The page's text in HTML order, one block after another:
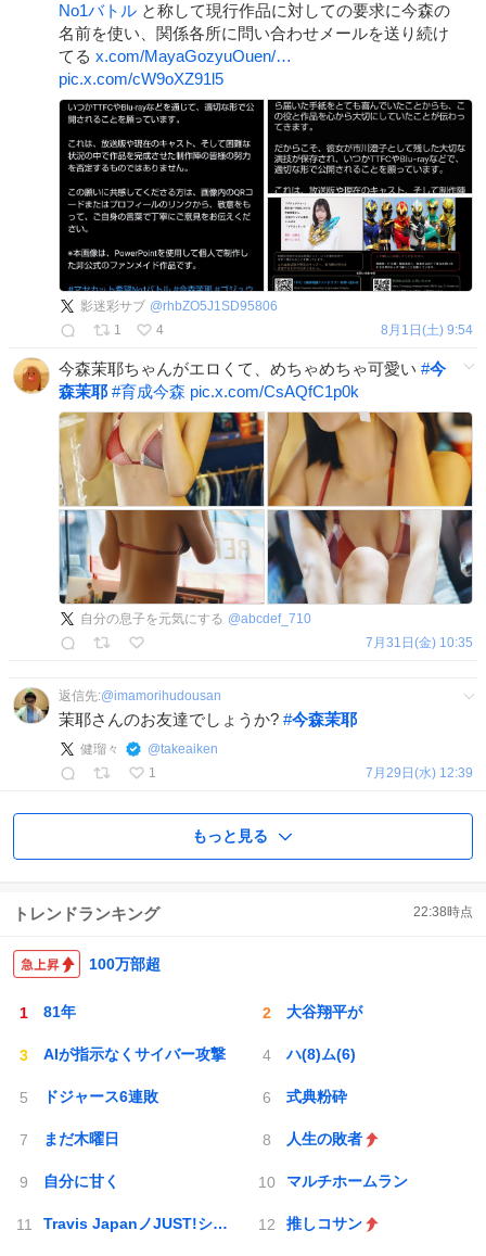
No1バトル と称して現行作品に対しての要求に今森の
名前を使い、関係各所に問い合わせメールを送り続け
てる x.com/MayaGozyuOuen/…
pic.x.com/cW9oXZ91l5
影迷彩サブ @rhbZO5J1SD95806
1
4 8月1日(土) 9:54
今森茉耶ちゃんがエロくて、めちゃめちゃ可愛い #今
森茉耶 #育成今森 pic.x.com/CsAQfC1p0k
自分の息子を元気にする @abcdef_710
7月31日(金) 10:35
返信先:@imamorihudousan
茉耶さんのお友達でしょうか? #今森茉耶
健瑠々 @takeaiken
1
7月29日(水) 12:39
もっと見る
トレンドランキング 22:38時点
100万部超
81年 大谷翔平が
AIが指示なくサイバー攻撃 ハ(8)ム(6)
ドジャース6連敗 式典粉砕
まだ木曜日 人生の敗者
自分に甘く マルチホームラン
Travis JapanノJUST!シン日本遺産 推しコサン